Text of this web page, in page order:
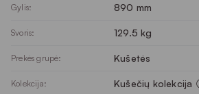
Gylis: 890 mm
Svoris: 129.5 kg
Prekės grupė: Kušetės
Kolekcija: Kušečių kolekcija